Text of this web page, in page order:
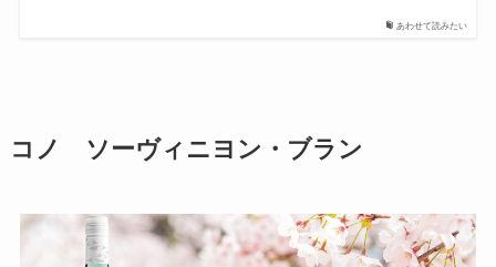
あわせて読みたい
コノ ソーヴィニヨン・ブラン